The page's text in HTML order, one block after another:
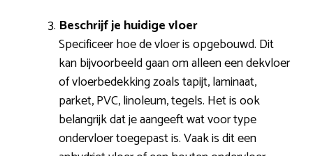
Beschrijf je huidige vloer
Specificeer hoe de vloer is opgebouwd. Dit
kan bijvoorbeeld gaan om alleen een dekvloer
of vloerbedekking zoals tapijt, laminaat,
parket, PVC, linoleum, tegels. Het is ook
belangrijk dat je aangeeft wat voor type
ondervloer toegepast is. Vaak is dit een